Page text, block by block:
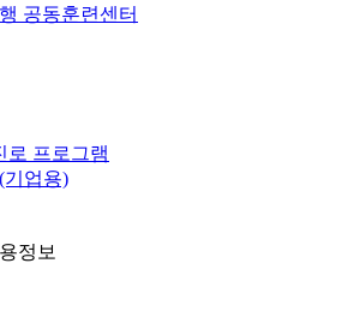
공동훈련센터
로 프로그램
기업용)
정보